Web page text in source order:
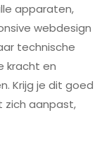
apparaten,
webdesign
technische
kracht en
Krijg je dit goed
zich aanpast,